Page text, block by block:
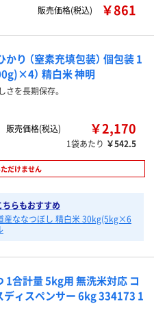
販売価格(税込)
￥861
り （窒素充填包装） 個包装 1
） 精白米 神明
さを長期保存。
販売価格(税込) ￥2,170
1袋あたり ￥542.5
だけません
ちらもおすすめ
道産ななつぼし 精白米 30kg(5kg×6
1合計量 5kg用 無洗米対応 コ
ディスペンサー 6kg 334173 1